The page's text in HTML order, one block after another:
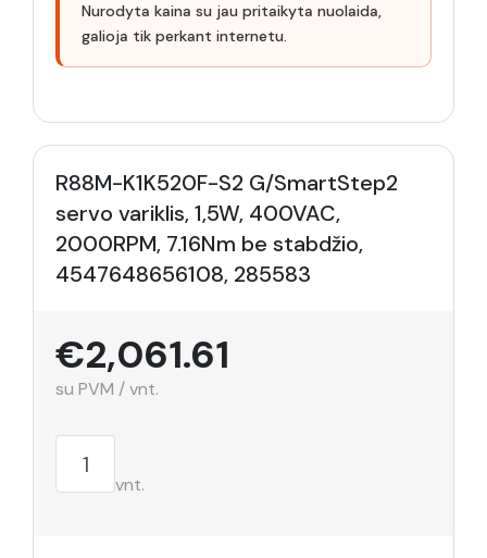
Nurodyta kaina su jau pritaikyta nuolaida,
galioja tik perkant internetu.
R88M-K1K520F-S2 G/SmartStep2
servo variklis, 1,5W, 400VAC,
2000RPM, 7.16Nm be stabdžio,
4547648656108, 285583
€2,061.61
su PVM / vnt.
vnt.